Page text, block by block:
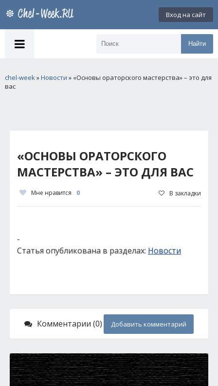
Вход на сайт
Найти
chel-week»Новости » «Основы ораторского мастерства» – это для
вас
«ОСНОВЫ ОРАТОРСКОГО
МАСТЕРСТВА» – ЭТО ДЛЯ ВАС
Мне нравится 0 В закладки
-
Статья опубликована в разделах: Новости
Комментарии (0) Добавить комментарий